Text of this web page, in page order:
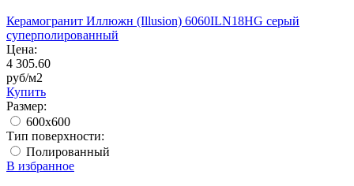
Керамогранит Иллюжн (Illusion) 6060ILN18HG серый
суперполированный
Цена:
4 305.60
руб/м2
Купить
Размер:
600x600
Тип поверхности:
Полированный
В избранное